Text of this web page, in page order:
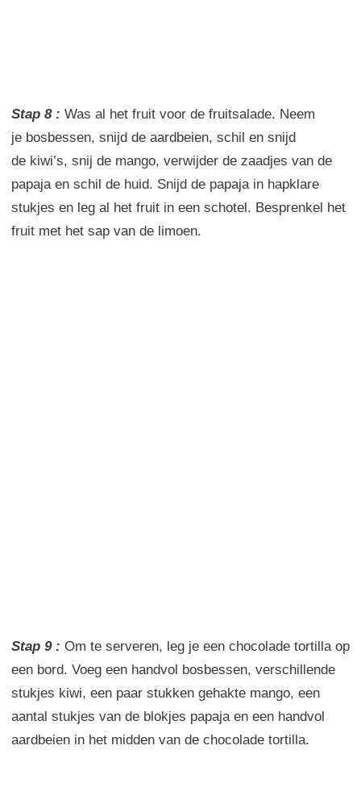
Stap 8 : Was al het fruit voor de fruitsalade. Neem
je bosbessen, snijd de aardbeien, schil en snijd
de kiwi’s, snij de mango, verwijder de zaadjes van de
papaja en schil de huid. Snijd de papaja in hapklare
stukjes en leg al het fruit in een schotel. Besprenkel het
fruit met het sap van de limoen.
Stap 9 : Om te serveren, leg je een chocolade tortilla op
een bord. Voeg een handvol bosbessen, verschillende
stukjes kiwi, een paar stukken gehakte mango, een
aantal stukjes van de blokjes papaja en een handvol
aardbeien in het midden van de chocolade tortilla.